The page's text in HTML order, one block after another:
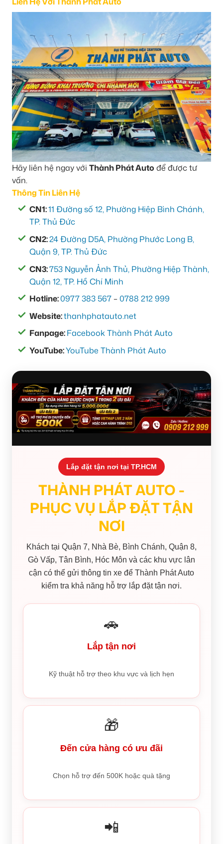
Hãy liên hệ ngay với Thành Phát Auto để được tư
vấn.
Thông Tin Liên Hệ
CN1:11 Đường số 12, Phường Hiệp Bình Chánh,
TP. Thủ Đức
CN2:24 Đường D5A, Phường Phước Long B,
Quận 9, TP. Thủ Đức
CN3:753 Nguyễn Ảnh Thủ, Phường Hiệp Thành,
Quận 12, TP. Hồ Chí Minh
Hotline:0977 383 567 –0788 212 999
Website:thanhphatauto.net
Fanpage:Facebook Thành Phát Auto
YouTube:YouTube Thành Phát Auto
Lắp đặt tận nơi tại TP.HCM
THÀNH PHÁT AUTO -
PHỤC VỤ LẮP ĐẶT TẬN
NƠI
Khách tại Quận 7, Nhà Bè, Bình Chánh, Quận 8,
Gò Vấp, Tân Bình, Hóc Môn và các khu vực lân
cận có thể gửi thông tin xe để Thành Phát Auto
kiểm tra khả năng hỗ trợ lắp đặt tận nơi.
🚗
Lắp tận nơi
Kỹ thuật hỗ trợ theo khu vực và lịch hẹn
🎁
Đến cửa hàng có ưu đãi
Chọn hỗ trợ đến 500K hoặc quà tặng
📲